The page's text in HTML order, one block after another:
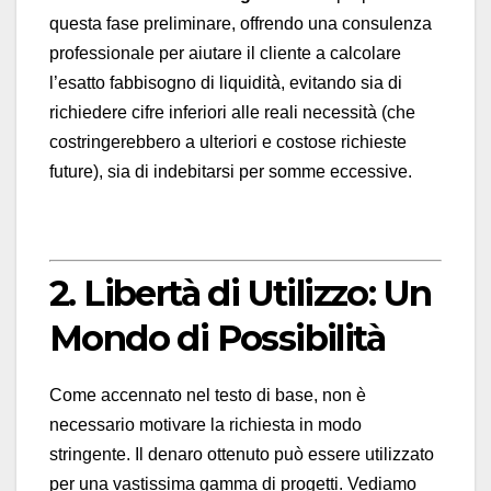
questa fase preliminare, offrendo una consulenza
professionale per aiutare il cliente a calcolare
l’esatto fabbisogno di liquidità, evitando sia di
richiedere cifre inferiori alle reali necessità (che
costringerebbero a ulteriori e costose richieste
future), sia di indebitarsi per somme eccessive.
2. Libertà di Utilizzo: Un
Mondo di Possibilità
Come accennato nel testo di base, non è
necessario motivare la richiesta in modo
stringente. Il denaro ottenuto può essere utilizzato
per una vastissima gamma di progetti. Vediamo